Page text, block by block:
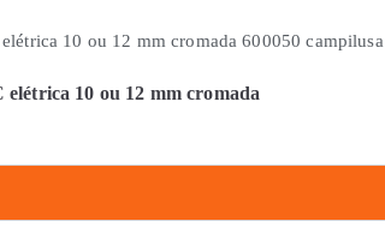
10 ou 12 mm cromada